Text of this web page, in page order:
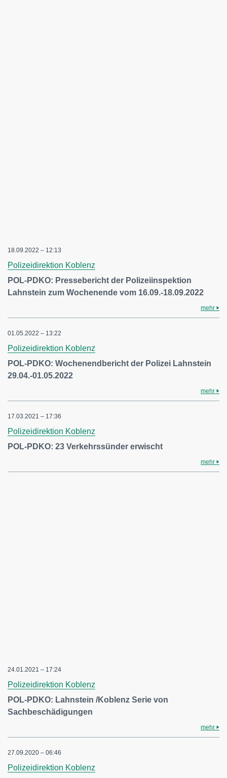
18.09.2022 – 12:13
Polizeidirektion Koblenz
POL-PDKO: Pressebericht der Polizeiinspektion
Lahnstein zum Wochenende vom 16.09.-18.09.2022
mehr
01.05.2022 – 13:22
Polizeidirektion Koblenz
POL-PDKO: Wochenendbericht der Polizei Lahnstein
29.04.-01.05.2022
mehr
17.03.2021 – 17:36
Polizeidirektion Koblenz
POL-PDKO: 23 Verkehrssünder erwischt
mehr
24.01.2021 – 17:24
Polizeidirektion Koblenz
POL-PDKO: Lahnstein /Koblenz Serie von
Sachbeschädigungen
mehr
27.09.2020 – 06:46
Polizeidirektion Koblenz